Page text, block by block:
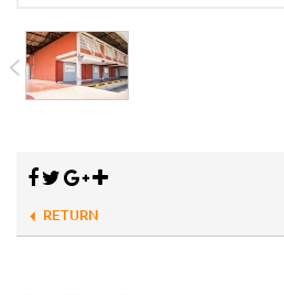
RETURN